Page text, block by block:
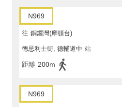
N969
往 銅鑼灣(摩頓台)
德忌利士街, 德輔道中 站
距離 200m
N969